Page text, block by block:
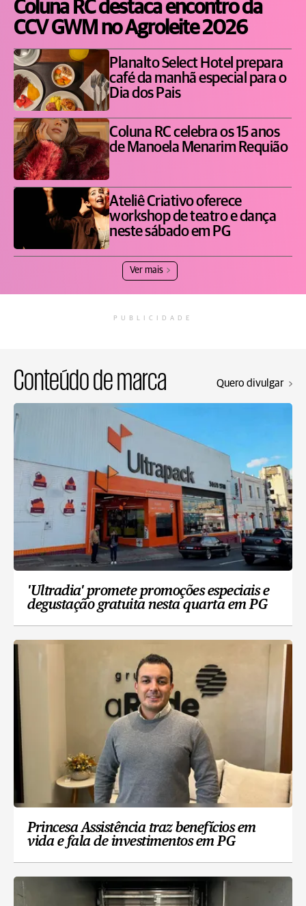
Coluna RC destaca encontro da
CCV GWM no Agroleite 2026
Planalto Select Hotel prepara
café da manhã especial para o
Dia dos Pais
Coluna RC celebra os 15 anos
de Manoela Menarim Requião
Ateliê Criativo oferece
workshop de teatro e dança
neste sábado em PG
Ver mais
PUBLICIDADE
Conteúdo de marca Quero divulgar
'Ultradia' promete promoções especiais e
degustação gratuita nesta quarta em PG
Princesa Assistência traz benefícios em
vida e fala de investimentos em PG